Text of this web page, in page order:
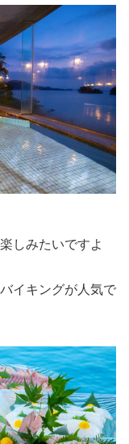
しみたいですよ
イキングが人気で